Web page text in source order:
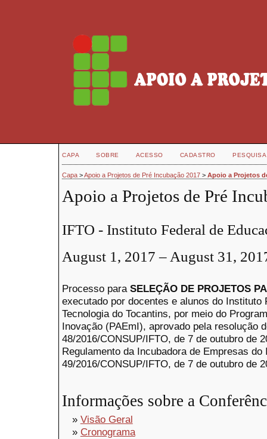
CAPA SOBRE ACESSO CADASTRO PESQUISA
Capa >Apoio a Projetos de Pré Incubação 2017 > Apoio a Projetos
Apoio a Projetos de Pré
IFTO - Instituto Federal de
August 1, 2017 – August 31,
Processo para SELEÇÃO DE PROJETOS
executado por docentes e alunos do Instituto
Tecnologia do Tocantins, por meio do
Inovação (PAEmI), aprovado pela resolução
48/2016/CONSUP/IFTO, de 7 de outubro de
Regulamento da Incubadora de Empresas
49/2016/CONSUP/IFTO, de 7 de outubro de
Informações sobre a
» Visão Geral
» Cronograma